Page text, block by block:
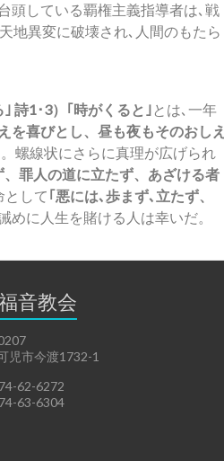
頭している覇権主義指導者は､戦
地異変に破壊され､人間のもたら
詩1･3）｢時がくると｣ とは､一年
を喜びとし、昼も夜もそのおしえ
螺線状にさらに真理が広げられ
罪人の道に立たず、あざける者
として ｢悪には､歩まず､立たず、
に人生を賭ける人は幸いだ。
音教会
児市今渡1732-1
62-6272
63-6304